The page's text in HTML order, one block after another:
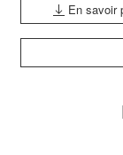
En savoir